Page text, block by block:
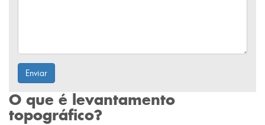
Enviar
O que é levantamento
topográfico?